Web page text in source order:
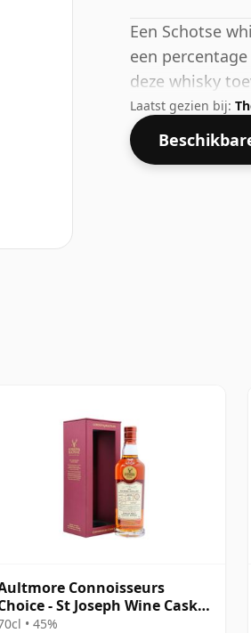
Een Schotse
een
deze whisky
Laatst gezien bij:
Connoisseurs
- St Joseph Wine Cask
13 jaar oud
• 45%